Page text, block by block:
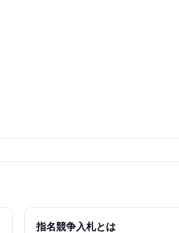
指名競争入札とは